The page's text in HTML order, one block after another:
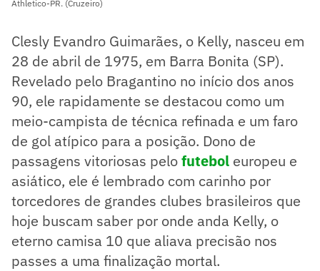
Athletico-PR. (Cruzeiro)
Clesly Evandro Guimarães, o Kelly, nasceu em
28 de abril de 1975, em Barra Bonita (SP).
Revelado pelo Bragantino no início dos anos
90, ele rapidamente se destacou como um
meio-campista de técnica refinada e um faro
de gol atípico para a posição. Dono de
passagens vitoriosas pelofutebol europeu e
asiático, ele é lembrado com carinho por
torcedores de grandes clubes brasileiros que
hoje buscam saber por onde anda Kelly, o
eterno camisa 10 que aliava precisão nos
passes a uma finalização mortal.